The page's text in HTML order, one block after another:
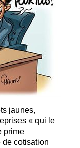
jaunes,
« qui le
prime
cotisation